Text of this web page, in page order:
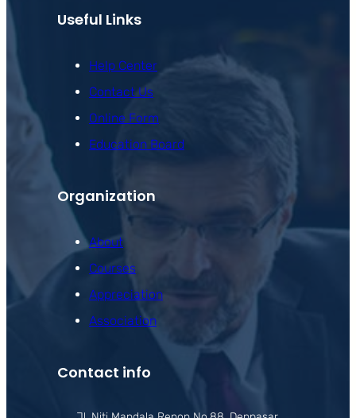
Useful Links
Help Center
Contact Us
Online Form
Education Board
Organization
About
Courses
Appreciation
Association
Contact info